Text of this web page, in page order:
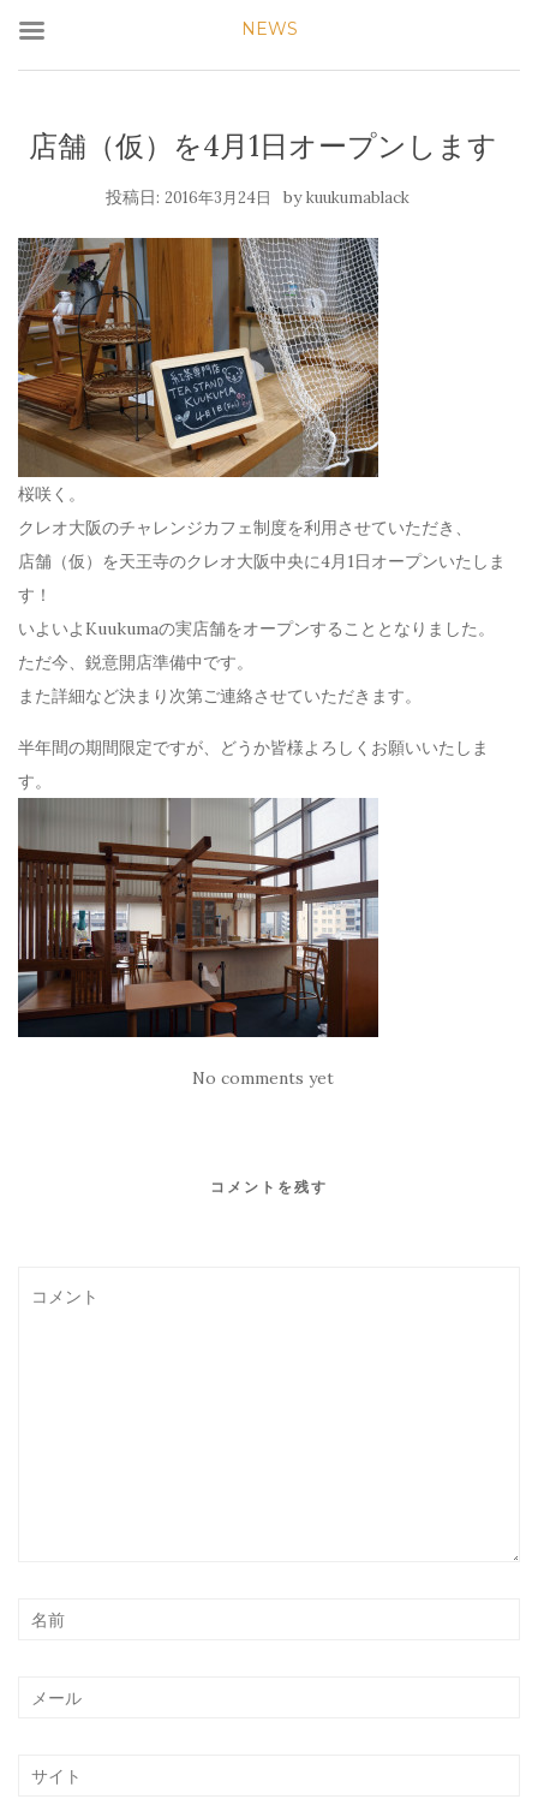
NEWS
店舗（仮）を4月1日オープンします
投稿日: 2016年3月24日 bykuukumablack
桜咲く。
クレオ大阪のチャレンジカフェ制度を利用させていただき、
店舗（仮）を天王寺のクレオ大阪中央に4月1日オープンいたしま
す！
いよいよKuukumaの実店舗をオープンすることとなりました。
ただ今、鋭意開店準備中です。
また詳細など決まり次第ご連絡させていただきます。
半年間の期間限定ですが、どうか皆様よろしくお願いいたしま
す。
No comments yet
コメントを残す